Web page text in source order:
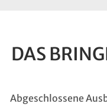
DAS
Abgeschlossene